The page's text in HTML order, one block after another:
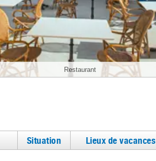
Restaurant
Situation Lieux de vacances